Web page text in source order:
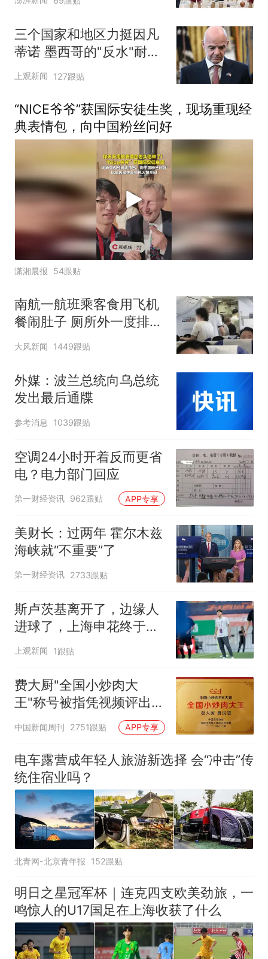
三个国家和地区力挺因凡
蒂诺 墨西哥的"反水"耐人
寻味
上观新闻 127跟贴
“NICE爷爷”获国际安徒生奖，现场重现经
典表情包，向中国粉丝问好
潇湘晨报 54跟贴
南航一航班乘客食用飞机
餐闹肚子 厕所外一度排长
队
大风新闻 1449跟贴
外媒：波兰总统向乌总统
发出最后通牒
参考消息 1039跟贴
空调24小时开着反而更省
电？电力部门回应
第一财经资讯 962跟贴 APP专享
美财长：过两年 霍尔木兹
海峡就“不重要”了
第一财经资讯 2733跟贴
斯卢茨基离开了，边缘人
进球了，上海申花终于止
住中超三连败颓势
上观新闻 1跟贴
费大厨"全国小炒肉大
王"称号被指凭视频评出
官方回应
中国新闻周刊 2751跟贴 APP专享
电车露营成年轻人旅游新选择 会“冲击”传
统住宿业吗？
北青网-北京青年报 152跟贴
明日之星冠军杯｜连克四支欧美劲旅，一
鸣惊人的U17国足在上海收获了什么